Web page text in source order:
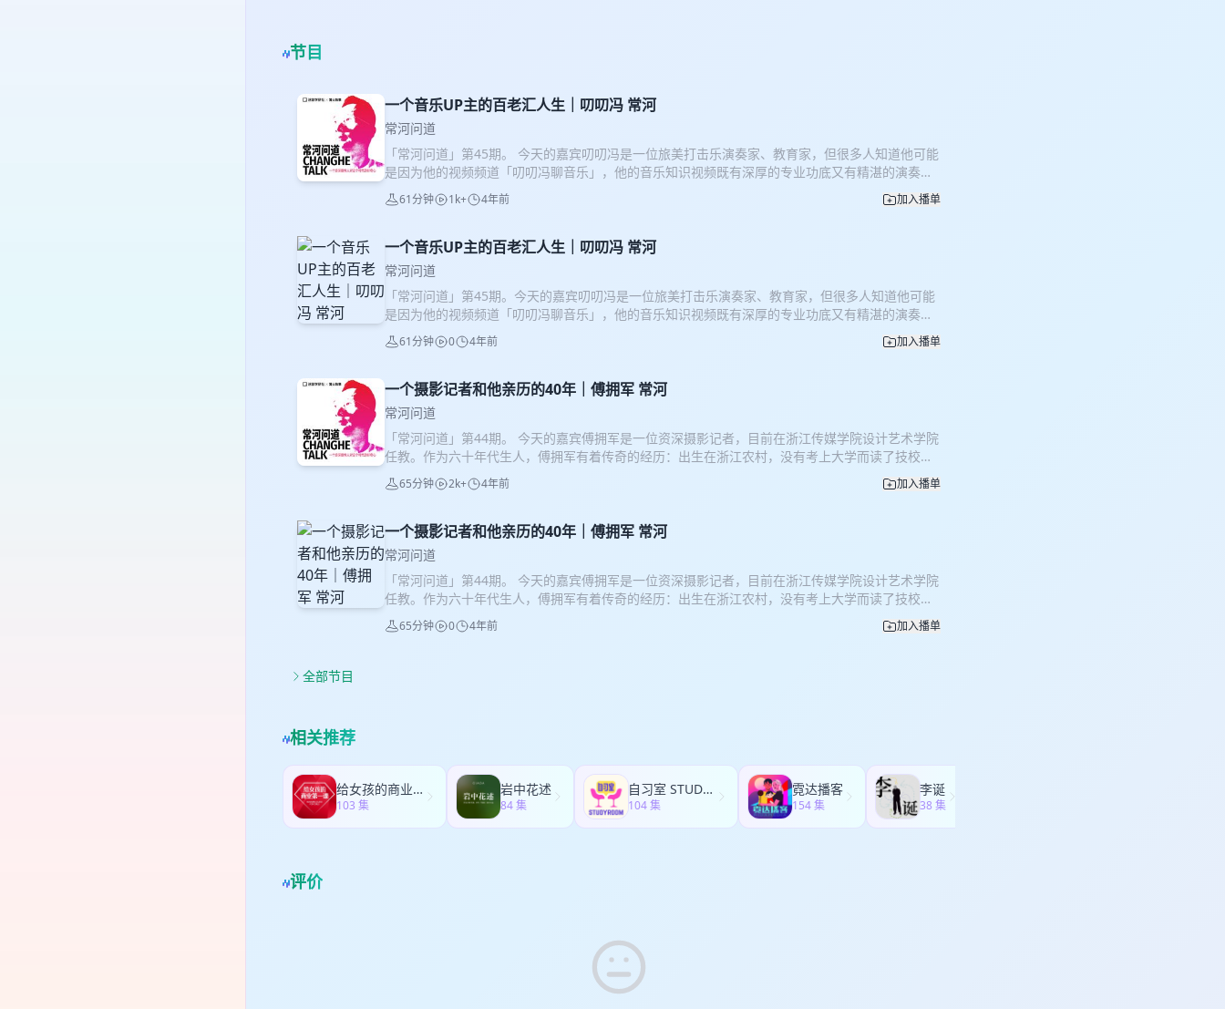
节目
一个音乐UP主的百老汇人生｜叨叨冯 常河
常河问道
「常河问道」第45期。 今天的嘉宾叨叨冯是一位旅美打击乐演奏家、教育家，但很多人知道他可能
是因为他的视频频道「叨叨冯聊音乐」，他的音乐知识视频既有深厚的专业功底又有精湛的演奏能
力，其语言表达逻辑严密思路清晰，还幽默风趣，看完他的一期节目就想看更多。 稍加搜索就能知
道更多，比如他是中国首位留美打击乐博士，中国首位百老汇打击乐演奏家；比如本来是要去硅谷
中，等等。 所以叨叨冯到底是个什么样的人呢？他是怎么一路走来的？他作为百老汇的演奏家是一
种什么样的生活？ 我们用这一小时的节目来结束2021年，希望能陪伴你到明年。 时间轴 00:00 一
部音乐剧从1933年演到今天 00:30 百老汇音乐剧的生命力 10:32 “胡同串子”的音乐天赋 19:41 演奏
家的日程表和生命周期 28:24 美国式人情社会 36:39 两小时学会手风琴并上台演出 43:48 百老汇生
存攻略 50:53 每天睡四小时 57:23 不只有音乐 1:00:38 感谢收听，这里是「常河问道」 主播：常河
资深媒体人，篝火故事创始人，澎湃新闻前副总编，梨视频前副总裁。 嘉宾：叨叨冯（冯建鹏） 旅
美打击乐演奏家、教育家； PAS·世界打击乐艺术学会国际事物委员会委员、PAS·中国打击乐艺术学
家、中国首位留美打击乐博士； 曾以戏剧《蝴蝶君》独奏音乐家身份成为中国首位百老汇打击乐演
奏家、后担任音乐剧《软实力》打击乐演奏家； 本科毕业于明尼苏达大学音乐学院，硕士毕业于哈
来大学选的是计算机专业，但因为一次前往美国的夏令营让他改变了人生轨迹。 留美期间，冯建鹏
曾多次获得国际比赛大奖，其中包括PAS·纽约马林巴大赛第一名、美国明尼苏达大学音乐学院协奏
曲大赛第一名、美国国家军乐团协奏曲大赛第二名等。 冯建鹏演奏经验丰富，除独奏外，尤其擅长
及国内外多个专业团体合作； 2015年7月以艺术总监身份创办了UMD国际打击乐夏令营。 后期制
作：张小洋 音乐：Habanera by Kevin MacLeod; Hovering Thoughts by Spence UI设计：五彩
斑斓的黑 制作人：苗不准 联合制作：迷路学研社；篝火故事 出品：迷路学研社 关于「常河问道」
这是一档学习和探索型的节目，由迷路学研社和篝火故事联合制作。 我们关注技术驱动下的社会更
新，我们寻找那些能快速自我迭代的实践者，和那些能给人们的生活带来改变的创造者，和他们一
起学习、实践和分享。 「常河问道」会通过音频、视频、直播、课程、线下活动，以及更多创新的
61分钟 1k+ 4年前 加入播单
一个音乐UP主的百老汇人生｜叨叨冯 常河
常河问道
「常河问道」第45期。今天的嘉宾叨叨冯是一位旅美打击乐演奏家、教育家，但很多人知道他可能
是因为他的视频频道「叨叨冯聊音乐」，他的音乐知识视频既有深厚的专业功底又有精湛的演奏能
力，其语言表达逻辑严密思路清晰，还幽默风趣，看完他的一期节目就想看更多。稍加搜索就能知
道更多，比如他是中国首位留美打击乐博士，中国首位百老汇打击乐演奏家；比如本来是要去硅谷
中，等等。所以叨叨冯到底是个什么样的人呢？他是怎么一路走来的？他作为百老汇的演奏家是一
种什么样的生活？我们用这一小时的节目来结束2021年，希望能陪伴你到明年。时间轴00:00 一部
音乐剧从1933年演到今天00:30 百老汇音乐剧的生命力10:32 “胡同串子”的音乐天赋19:41 演奏家的
日程表和生命周期28:24 美国式人情社会36:39 两小时学会手风琴并上台演出43:48 百老汇生存攻略
50:53 每天睡四小时57:23 不只有音乐1:00:38 感谢收听，这里是「常河问道」主播：常河资深媒体
人，篝火故事创始人，澎湃新闻前副总编，梨视频前副总裁。嘉宾：叨叨冯（冯建鹏）旅美打击乐
演奏家、教育家；PAS·世界打击乐艺术学会国际事物委员会委员、PAS·中国打击乐艺术学会秘书
首位留美打击乐博士；曾以戏剧《蝴蝶君》独奏音乐家身份成为中国首位百老汇打击乐演奏家、后
担任音乐剧《软实力》打击乐演奏家；本科毕业于明尼苏达大学音乐学院，硕士毕业于哈特福德大
的是计算机专业，但因为一次前往美国的夏令营让他改变了人生轨迹。留美期间，冯建鹏曾多次获
得国际比赛大奖，其中包括PAS·纽约马林巴大赛第一名、美国明尼苏达大学音乐学院协奏曲大赛第
一名、美国国家军乐团协奏曲大赛第二名等。冯建鹏演奏经验丰富，除独奏外，尤其擅长室内乐重
和分享。「常河问道」会通过音频、视频、直播、课程、线下活动，以及更多创新的方式，与你，
与更多的人们分享我们的思考和实践。
61分钟 0 4年前 加入播单
一个摄影记者和他亲历的40年｜傅拥军 常河
常河问道
「常河问道」第44期。 今天的嘉宾傅拥军是一位资深摄影记者，目前在浙江传媒学院设计艺术学院
任教。作为六十年代生人，傅拥军有着传奇的经历：出生在浙江农村，没有考上大学而读了技校
（学开车和修车），在那个一切向钱看的年代开着大货车闯荡江湖。后来又当过交警、民警和文化
稽查员。再后来他进入报社，在纸媒的黄金年代实现着自己的梦想。随着纸媒业的落幕，他进入大
变迁。 时间轴 00:00 那个一切向钱看的年代 00:25 纸媒消亡，摄影记者面临新抉择 04:43 童年的
乡村和上海表哥的暗房 13:40 读技校的日子 21:48 开着大货车闯江湖 29:34 当了交警又当民警
36:46 进入报社 43:34 报业的黄金年代 51:08 柔软的调查记者 57:00 离开杭州，回到杭州 1:01:29
兴趣是最好的引路人 1:04:25 感谢收听，这里是「常河问道」 主播：常河 资深媒体人，篝火故事创
始人，澎湃新闻前副总编，梨视频前副总裁。 嘉宾：傅拥军 摄影家，副教授，浙江传媒学院设计艺
术学院专任教师、美术馆馆长。中国摄影家协会理事和策展委员会委员，浙江省摄影家协会副主
席，中国新闻摄影学会理论与学术专业委员。代表性成果：《西湖边的一棵树》获第52届世界新闻
改变的创造者，和他们一起学习、实践和分享。 「常河问道」会通过音频、视频、直播、课程、线
下活动，以及更多创新的方式，与你，与更多的人们分享我们的思考和实践。
65分钟 2k+ 4年前 加入播单
一个摄影记者和他亲历的40年｜傅拥军 常河
常河问道
「常河问道」第44期。 今天的嘉宾傅拥军是一位资深摄影记者，目前在浙江传媒学院设计艺术学院
任教。作为六十年代生人，傅拥军有着传奇的经历：出生在浙江农村，没有考上大学而读了技校
（学开车和修车），在那个一切向钱看的年代开着大货车闯荡江湖。后来又当过交警、民警和文化
稽查员。再后来他进入报社，在纸媒的黄金年代实现着自己的梦想。随着纸媒业的落幕，他进入大
师、美术馆馆长。中国摄影家协会理事和策展委员会委员，浙江省摄影家协会副主席，中国新闻摄
影学会理论与学术专业委员。代表性成果：《西湖边的一棵树》获第52届世界新闻摄影比赛二等
奖；《我好想爸爸妈妈》获第56届世界新闻摄影比赛三等奖；2007年获中国摄影金像奖；《山村弹
劾案》2001年获中国新闻奖二等奖；《宝宝，祝你平安！》2010年获中国新闻奖三等奖。后期制
65分钟 0 4年前 加入播单
全部节目
相关推荐
给女孩的商业第一课
103 集
岩中花述
84 集
自习室 STUDY ROOM
104 集
霓达播客
154 集
李诞
38 集
评价